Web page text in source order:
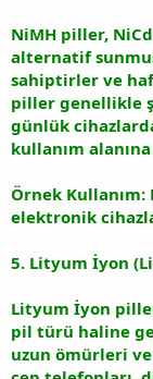
NiMH piller,
alternatif
sahiptirler ve
piller genellikle
günlük
kullanım
Örnek
elektronik
5. Lityum İyon
Lityum İyon
pil türü haline
uzun ömürleri